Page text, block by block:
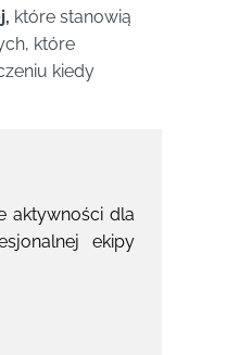
które stanowią
które
kiedy
aktywności dla
ekipy